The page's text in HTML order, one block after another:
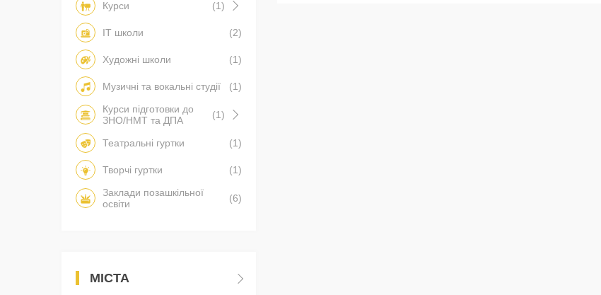
Курси (1)
IT школи (2)
Художні школи (1)
Музичні та вокальні студії
(1)
Курси підготовки до
ЗНО/НМТ та ДПА
(1)
Театральні гуртки (1)
Творчі гуртки
(1)
Заклади позашкільної
освіти
(6)
МІСТА